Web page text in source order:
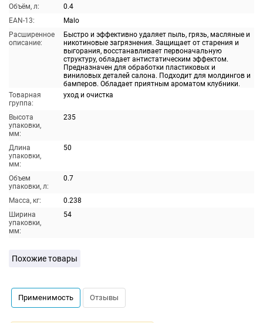
Объём, л:
0.4
EAN-13:
Malo
Расширенное
описание:
Быстро и эффективно удаляет пыль, грязь, масляные и
никотиновые загрязнения. Защищает от старения и
выгорания, восстанавливает первоначальную
структуру, обладает антистатическим эффектом.
Предназначен для обработки пластиковых и
виниловых деталей салона. Подходит для молдингов и
бамперов. Обладает приятным ароматом клубники.
Товарная
группа:
уход и очистка
Высота
упаковки,
мм:
235
Длина
упаковки,
мм:
50
Объем
упаковки, л:
0.7
Масса, кг:
0.238
Ширина
упаковки,
мм:
54
Похожие товары
Применимость Отзывы